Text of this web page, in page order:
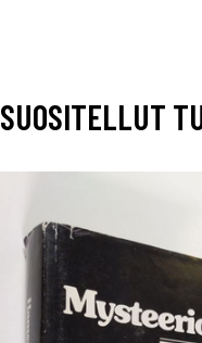
SUOSITELLUT